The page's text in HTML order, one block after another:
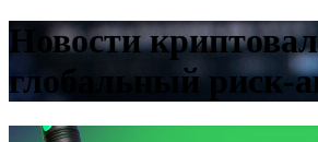
Новости
глобальный риск-